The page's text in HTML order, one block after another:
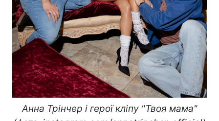
Анна Трінчер і герої кліпу "Твоя мама"